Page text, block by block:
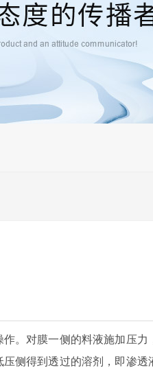
。对膜一侧的料液施加压力
侧得到透过的溶剂，即渗透